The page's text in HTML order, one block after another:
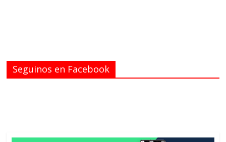
Seguinos en Facebook